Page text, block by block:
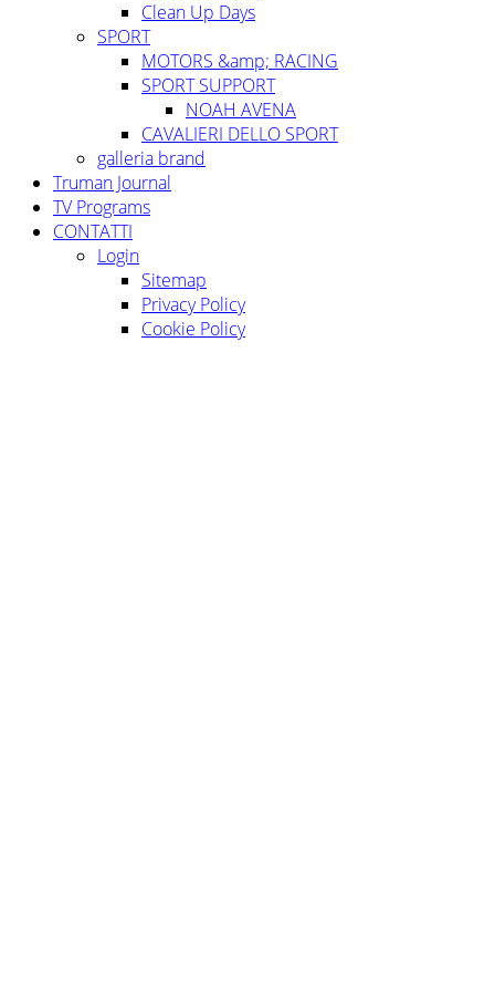
Clean Up Days
SPORT
MOTORS &amp; RACING
SPORT SUPPORT
NOAH AVENA
CAVALIERI DELLO SPORT
galleria brand
Truman Journal
TV Programs
CONTATTI
Login
Sitemap
Privacy Policy
Cookie Policy